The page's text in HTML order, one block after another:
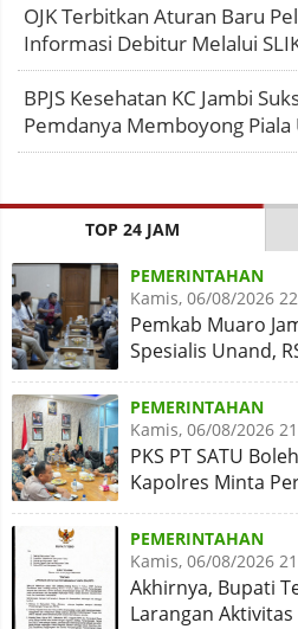
OJK Terbitkan Aturan Baru
Informasi Debitur Melalui
BPJS Kesehatan KC Jambi
Pemdanya Memboyong Piala
TOP 24 JAM
PEMERINTAHAN
Kamis, 06/08/2026
Pemkab Muaro
Spesialis Unand,
Disiapkan Naik
PEMERINTAHAN
Kamis, 06/08/2026
PKS PT SATU
Kapolres Minta
PEMERINTAHAN
Kamis, 06/08/2026
Akhirnya, Bupati
Larangan Aktivitas